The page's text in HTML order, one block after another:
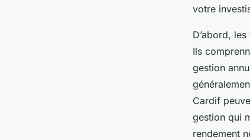
votre
D’abord,
Ils
gestion
Cardif
gestion qui
rendement